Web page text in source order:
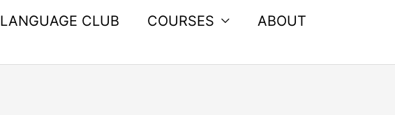
LANGUAGE CLUB COURSES
ABOUT